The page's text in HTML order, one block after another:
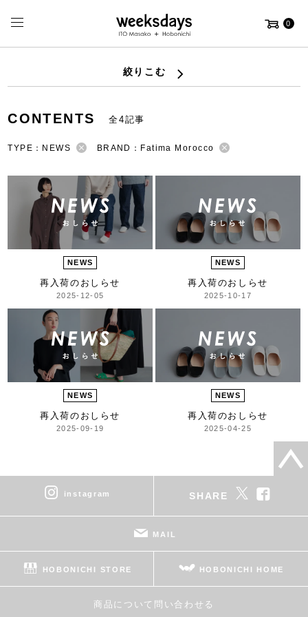
0
絞りこむ
CONTENTS 全4記事
TYPE：NEWS BRAND：Fatima Morocco
NEWS
再入荷のおしらせ
2025-12-05
NEWS
再入荷のおしらせ
2025-10-17
NEWS
再入荷のおしらせ
2025-09-19
NEWS
再入荷のおしらせ
2025-04-25
instagram SHARE
MAIL
HOBONICHI STORE HOBONICHI HOME
商品について問い合わせる